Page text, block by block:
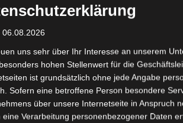
darum, eine gemeinsame
dienen auch der Unterhaltung,
lehren, können aber auch zu etwas
Erzählungen dienen der
menschlichen Verhaltens, das
wollen.
innere Struktur, die einen strikten
nichts vertauscht werden darf.
eine Bewertung über das
06.08.2026
uns sehr über Ihr Interesse an unserem
hohen Stellenwert für die
ist grundsätzlich ohne jede Angabe
Sofern eine betroffene Person besondere
über unsere Internetseite in Anspruch
eine Verarbeitung personenbezogener Daten